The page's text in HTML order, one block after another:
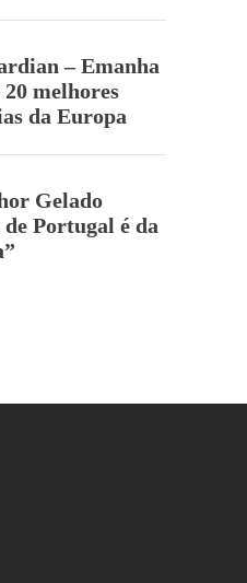
– Emanha
20 melhores
da Europa
Gelado
Portugal é da